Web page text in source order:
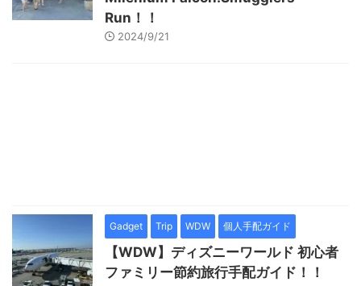
Run！！
2024/9/21
Gadget Trip WDW 個人手配ガイド
【WDW】ディズニーワールド 初心者
ファミリー節約旅行手配ガイド！！